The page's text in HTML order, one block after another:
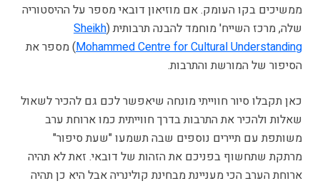
ממשיכים בקו העומק. אם מוזיאון דובאי מספר על ההיסטוריה
שלה, מרכז השייח' מוחמד להבנה תרבותית (Sheikh
Mohammed Centre for Cultural Understanding) מספר את
הסיפור של המורשת והתרבות.
כאן תקבלו סיור חווייתי מונחה שיאפשר לכם גם להכיר לשאול
שאלות ולהכיר את התרבות בדרך חווייתית כמו ארוחת ערב
משותפת עם תיירים נוספים שבה תשמעו "שעת סיפור"
מרתקת שתחשוף בפניכם את הזהות של דובאי. זאת לא תהיה
ארוחת הערב הכי מעניינת מבחינת קולינריה אבל היא כן תהיה